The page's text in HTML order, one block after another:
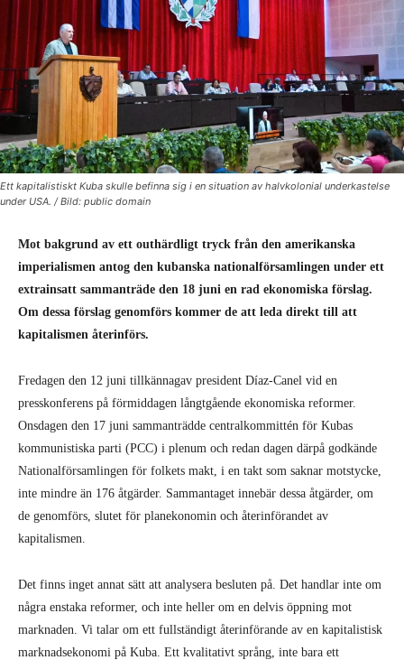
Ett kapitalistiskt Kuba skulle befinna sig i en situation av halvkolonial underkastelse
under USA. / Bild: public domain
Mot bakgrund av ett outhärdligt tryck från den amerikanska
imperialismen antog den kubanska nationalförsamlingen under ett
extrainsatt sammanträde den 18 juni en rad ekonomiska förslag.
Om dessa förslag genomförs kommer de att leda direkt till att
kapitalismen återinförs.
Fredagen den 12 juni tillkännagav president Díaz-Canel vid en
presskonferens på förmiddagen långtgående ekonomiska reformer.
Onsdagen den 17 juni sammanträdde centralkommittén för Kubas
kommunistiska parti (PCC) i plenum och redan dagen därpå godkände
Nationalförsamlingen för folkets makt, i en takt som saknar motstycke,
inte mindre än 176 åtgärder. Sammantaget innebär dessa åtgärder, om
de genomförs, slutet för planekonomin och återinförandet av
kapitalismen.
Det finns inget annat sätt att analysera besluten på. Det handlar inte om
några enstaka reformer, och inte heller om en delvis öppning mot
marknaden. Vi talar om ett fullständigt återinförande av en kapitalistisk
marknadsekonomi på Kuba. Ett kvalitativt språng, inte bara ett